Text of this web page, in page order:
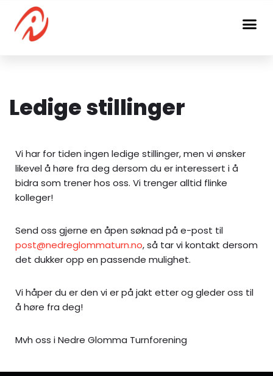
Hopp
Ledige stillinger
Vi har for tiden ingen ledige stillinger, men vi ønsker
likevel å høre fra deg dersom du er interessert i å
bidra som trener hos oss. Vi trenger alltid flinke
kolleger!
Send oss gjerne en åpen søknad på e-post til
post@nedreglommaturn.no, så tar vi kontakt dersom
det dukker opp en passende mulighet.
Vi håper du er den vi er på jakt etter og gleder oss til
å høre fra deg!
Mvh oss i Nedre Glomma Turnforening